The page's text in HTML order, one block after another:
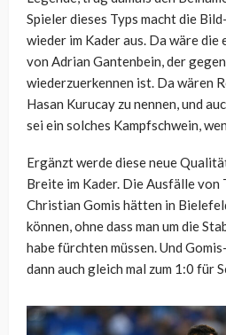
Spieler dieses Typs macht die
wieder im Kader aus. Da wäre
von Adrian Gantenbein, der
wiederzuerkennen ist. Da wären
Hasan Kurucay zu nennen, und
sei ein solches Kampfschwein,
Ergänzt werde diese neue
Breite im Kader. Die Ausfälle von
Christian Gomis hätten in
können, ohne dass man um die
habe fürchten müssen. Und
dann auch gleich mal zum 1:0 für